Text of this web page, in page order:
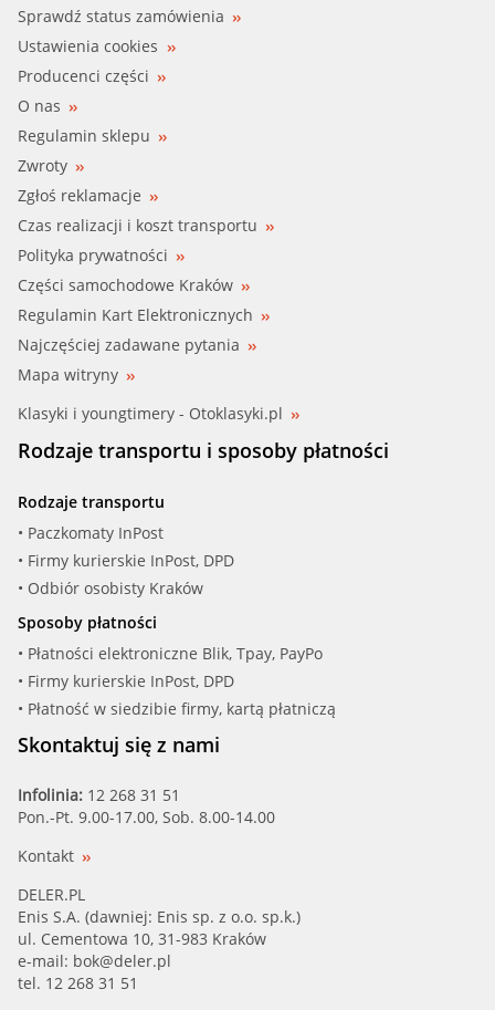
Sprawdź status zamówienia
Ustawienia cookies
Producenci części
O nas
Regulamin sklepu
Zwroty
Zgłoś reklamacje
Czas realizacji i koszt transportu
Polityka prywatności
Części samochodowe Kraków
Regulamin Kart Elektronicznych
Najczęściej zadawane pytania
Mapa witryny
Klasyki i youngtimery - Otoklasyki.pl
Rodzaje transportu i sposoby płatności
Rodzaje transportu
• Paczkomaty InPost
• Firmy kurierskie InPost, DPD
• Odbiór osobisty Kraków
Sposoby płatności
• Płatności elektroniczne Blik, Tpay, PayPo
• Firmy kurierskie InPost, DPD
• Płatność w siedzibie firmy, kartą płatniczą
Skontaktuj się z nami
Infolinia: 12 268 31 51
Pon.-Pt. 9.00-17.00, Sob. 8.00-14.00
Kontakt
DELER.PL
Enis S.A. (dawniej: Enis sp. z o.o. sp.k.)
ul. Cementowa 10, 31-983 Kraków
e-mail: bok@deler.pl
tel. 12 268 31 51